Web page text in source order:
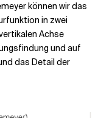
können wir das
in zwei
Achse
und auf
das Detail der